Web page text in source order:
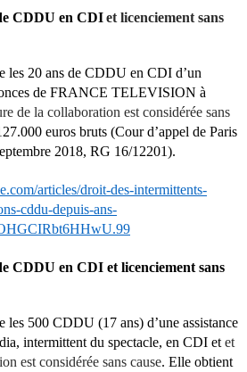
CDDU en CDIet licenciement sans
les 20 ans de CDDU en CDI d’un
de FRANCE TELEVISION à
de la collaboration est considérée sans
euros bruts (Cour d’appel de Paris
2018, RG 16/12201).
articles/droit-des-intermittents-
cddu-depuis-ans-
CDDU en CDI et licenciement sans
les 500 CDDU (17 ans) d’une assistance
intermittent du spectacle, en CDI et et
est considérée sans cause. Elle obtient